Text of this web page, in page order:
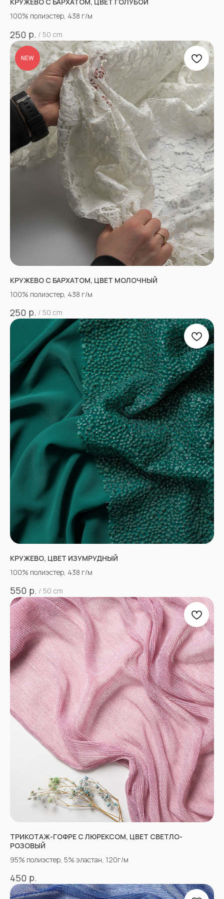
КРУЖЕВО С БАРХАТОМ, ЦВЕТ ГОЛУБОЙ
100% полиэстер, 438 г/м
250 р. / 50 cm
NEW
КРУЖЕВО С БАРХАТОМ, ЦВЕТ МОЛОЧНЫЙ
100% полиэстер, 438 г/м
250 р. / 50 cm
КРУЖЕВО, ЦВЕТ ИЗУМРУДНЫЙ
100% полиэстер, 438 г/м
550 р. / 50 cm
ТРИКОТАЖ-ГОФРЕ С ЛЮРЕКСОМ, ЦВЕТ СВЕТЛО-
РОЗОВЫЙ
95% полиэстер, 5% эластан, 120г/м
450 р.
+7
НЕ НАШЛИ НУЖНУЮ
ТКАНЬ? ОСТАЛИСЬ
ВОПРОСЫ?
Заполните форму, и наши менеджеры
помогут вам с выбором и ответят на все
вопросы.